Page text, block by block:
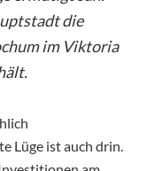
die
im Viktoria
Lüge ist auch drin.